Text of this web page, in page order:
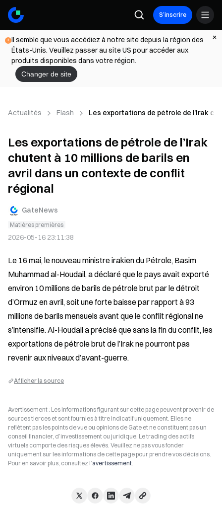
S’inscrire
Il semble que vous accédiez à notre site depuis la région des
États-Unis. Veuillez passer au site US pour accéder aux
produits disponibles dans votre région.
Changer de site
Actualités Flash Les exportations de pétrole de l’Irak
Les exportations de pétrole de l’Irak
chutent à 10 millions de barils en
avril dans un contexte de conflit
régional
GateNews
Matières premières
2026-05-16 23:11:38
Le 16 mai, le nouveau ministre irakien du Pétrole, Basim
Muhammad al-Houdail, a déclaré que le pays avait exporté
environ 10 millions de barils de pétrole brut par le détroit
d’Ormuz en avril, soit une forte baisse par rapport à 93
millions de barils mensuels avant que le conflit régional ne
s’intensifie. Al-Houdail a précisé que sans la fin du conflit, les
exportations de pétrole brut de l’Irak ne pourront pas
revenir aux niveaux d’avant-guerre.
Afficher la source
Avertissement : Les informations figurant sur cette page peuvent provenir de
sources tierces et sont fournies à titre indicatif uniquement. Elles ne
reflètent pas les points de vue ou opinions de Gate et ne constituent pas un
conseil financier, d’investissement ou juridique. Le trading des actifs
virtuels comporte des risques élevés. Veuillez ne pas vous fonder
uniquement sur les informations de cette page pour prendre vos décisions.
Pour en savoir plus, consultez l’avertissement.